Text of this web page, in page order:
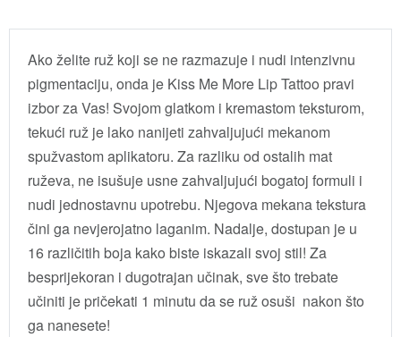
Ako želite ruž koji se ne razmazuje i nudi intenzivnu
pigmentaciju, onda je Kiss Me More Lip Tattoo pravi
izbor za Vas! Svojom glatkom i kremastom teksturom,
tekući ruž je lako nanijeti zahvaljujući mekanom
spužvastom aplikatoru. Za razliku od ostalih mat
ruževa, ne isušuje usne zahvaljujući bogatoj formuli i
nudi jednostavnu upotrebu. Njegova mekana tekstura
čini ga nevjerojatno laganim. Nadalje, dostupan je u
16 različitih boja kako biste iskazali svoj stil! Za
besprijekoran i dugotrajan učinak, sve što trebate
učiniti je pričekati 1 minutu da se ruž osuši nakon što
ga nanesete!